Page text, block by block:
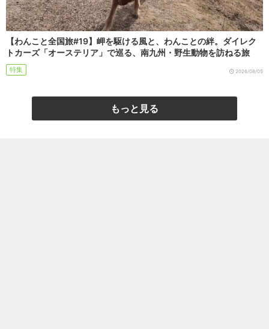
【わんこと全国旅#19】岬を駆ける風と、わんことの絆。ダイレク
トカーズ「オーステリア」で巡る、南九州・野生動物を訪ねる旅
特集 2026/08/05
もっと見る